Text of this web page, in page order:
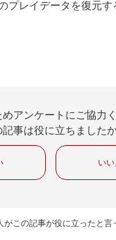
プレイデータを復元す
アンケートにご協力
記事は役に立ちました
いい
がこの記事が役に立ったと言